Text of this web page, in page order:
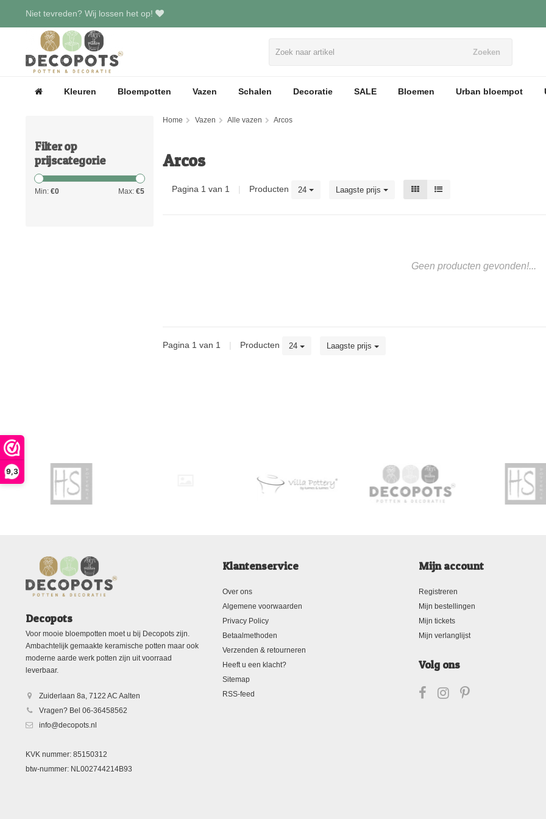
9,3
Niet tevreden? Wij lossen het op!
Zoeken
Kleuren Bloempotten Vazen Schalen Decoratie SALE Bloemen Urban bloempot
Filter op
prijscategorie
Min: €0 Max: €5
Home Vazen Alle vazen Arcos
Arcos
Pagina 1 van 1 | Producten 24 Laagste prijs
Geen producten gevonden!...
Pagina 1 van 1 | Producten 24 Laagste prijs
Decopots
Voor mooie bloempotten moet u bij Decopots zijn.
Ambachtelijk gemaakte keramische potten maar ook
moderne aarde werk potten zijn uit voorraad
leverbaar.
Zuiderlaan 8a, 7122 AC Aalten
Vragen? Bel 06-36458562
info@decopots.nl
KVK nummer: 85150312
btw-nummer: NL002744214B93
Klantenservice
Over ons
Algemene voorwaarden
Privacy Policy
Betaalmethoden
Verzenden & retourneren
Heeft u een klacht?
Sitemap
RSS-feed
Mijn account
Registreren
Mijn bestellingen
Mijn tickets
Mijn verlanglijst
Volg ons